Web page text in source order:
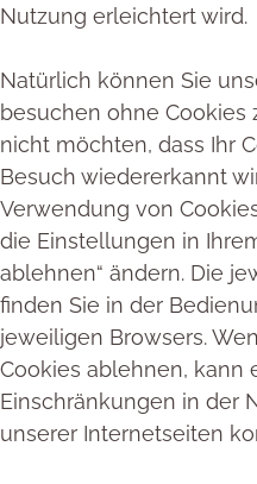
Nutzung erleichtert wird.
Natürlich können Sie
besuchen ohne Cookies
nicht möchten, dass Ihr
Besuch wiedererkannt
Verwendung von
die Einstellungen in
ablehnen“ ändern. Die
finden Sie in der
jeweiligen Browsers.
Cookies ablehnen, kann
Einschränkungen in der
unserer Internetseiten